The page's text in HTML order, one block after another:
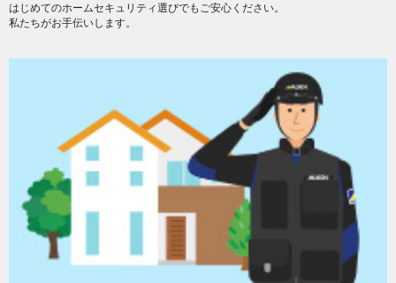
はじめてのホームセキュリティ選びでもご安心ください。
私たちがお手伝いします。